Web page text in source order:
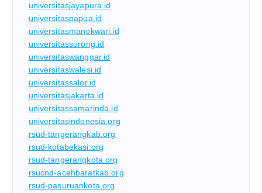
universitasjayapura.id
universitaspapua.id
universitasmanokwari.id
universitassorong.id
universitaswanggar.id
universitaswalesi.id
universitassalor.id
universitasjakarta.id
universitassamarinda.id
universitasindonesia.org
rsud-tangerangkab.org
rsud-kotabekasi.org
rsud-tangerangkota.org
rsucnd-acehbaratkab.org
rsud-pasuruankota.org